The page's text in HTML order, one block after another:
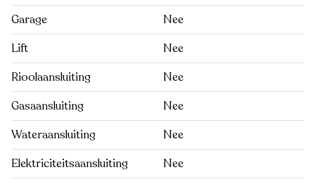
Garage
Nee
Lift
Nee
Rioolaansluiting
Nee
Gasaansluiting
Nee
Wateraansluiting
Nee
Elektriciteitsaansluiting
Nee